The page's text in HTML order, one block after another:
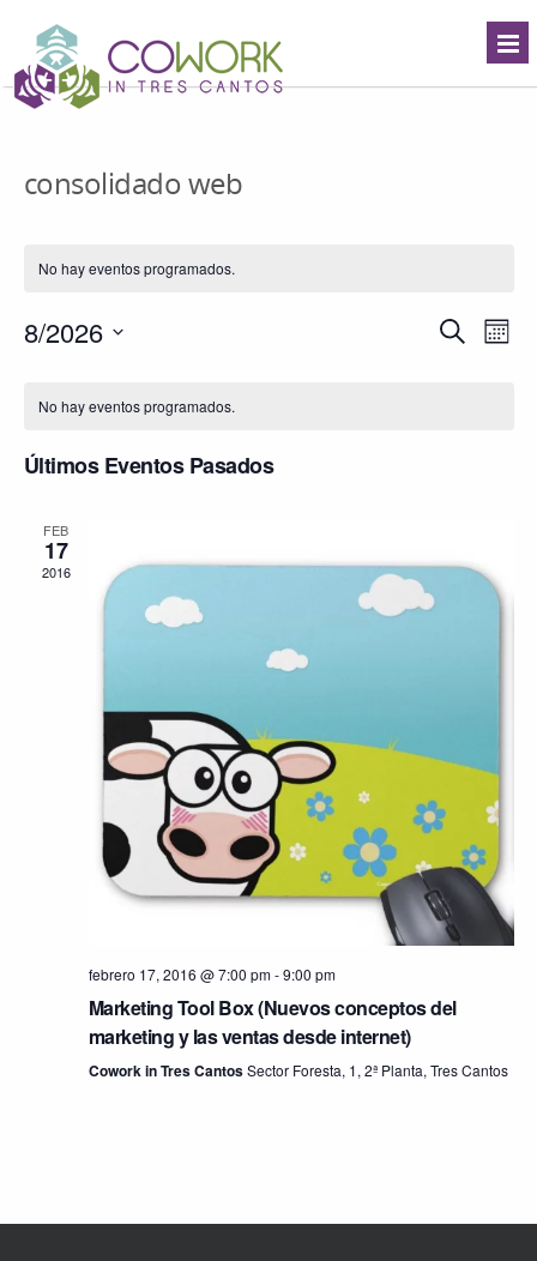
consolidado web
No hay eventos programados.
Buscar
de
Mes
8/2026
deNo hay eventos programados.
Últimos Eventos Pasados
FEB
17
2016
febrero 17, 2016 @ 7:00 pm-9:00 pm
Marketing Tool Box (Nuevos conceptos del
marketing y las ventas desde internet)
Cowork in Tres CantosSector Foresta, 1, 2ª Planta, Tres Cantos